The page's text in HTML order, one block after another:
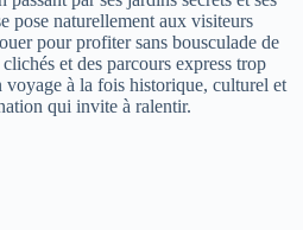
pose naturellement aux visiteurs
pour profiter sans bousculade de
et des parcours express trop
voyage à la fois historique, culturel et
qui invite à ralentir.